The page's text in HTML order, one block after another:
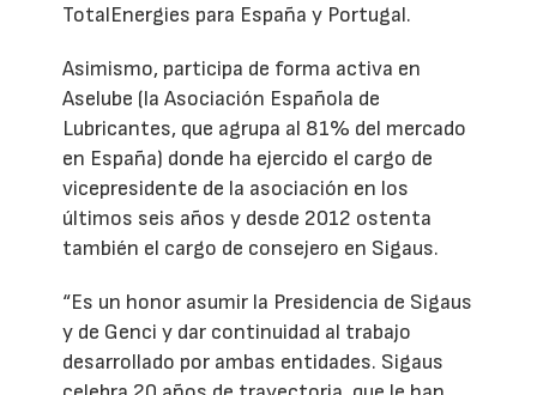
TotalEnergies para España y Portugal.
Asimismo, participa de forma activa en
Aselube (la Asociación Española de
Lubricantes, que agrupa al 81% del mercado
en España) donde ha ejercido el cargo de
vicepresidente de la asociación en los
últimos seis años y desde 2012 ostenta
también el cargo de consejero en Sigaus.
“Es un honor asumir la Presidencia de Sigaus
y de Genci y dar continuidad al trabajo
desarrollado por ambas entidades. Sigaus